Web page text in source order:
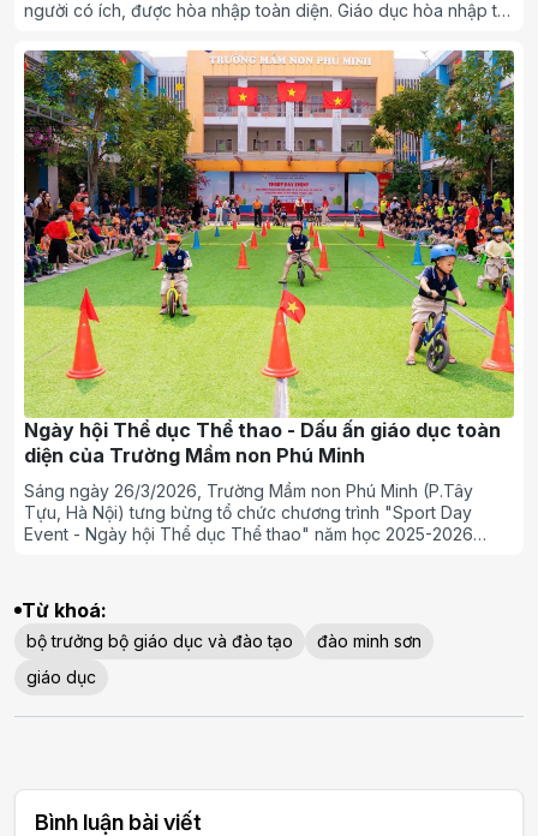
người có ích, được hòa nhập toàn diện. Giáo dục hòa nhập tại
các em học tập và phát triển trong môi trường chung.
Ngày hội Thể dục Thể thao - Dấu ấn giáo dục toàn
diện của Trường Mầm non Phú Minh
Sáng ngày 26/3/2026, Trường Mầm non Phú Minh (P.Tây
Tựu, Hà Nội) tưng bừng tổ chức chương trình "Sport Day
Event - Ngày hội Thể dục Thể thao" năm học 2025-2026
thành lập Đoàn TNCS Hồ Chí Minh (26/3/1931 - 26/3/2026).
Từ khoá:
bộ trưởng bộ giáo dục và đào tạo
đào minh sơn
giáo dục
Bình luận bài viết